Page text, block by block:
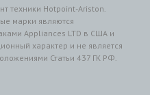
техники Hotpoint-Ariston.
марки являются
Appliances LTD в США и
характер и не является
Статьи 437 ГК РФ.